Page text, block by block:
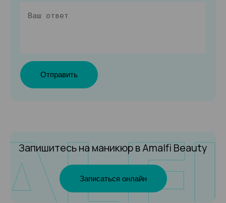
Отправить
Запишитесь на маникюрв Amalfi Beauty
Записаться онлайн